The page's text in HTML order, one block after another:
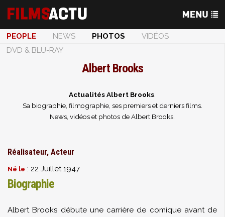
PEOPLE NEWS PHOTOS
VIDÉOS
DVD & BLU-RAY
Albert Brooks
Actualités Albert Brooks
Sa biographie, filmographie, ses premiers et derniers films.
News, vidéos et photos de Albert Brooks.
Réalisateur, Acteur
Né le : 22 Juillet 1947
Biographie
Albert Brooks débute une carrière de comique avant de